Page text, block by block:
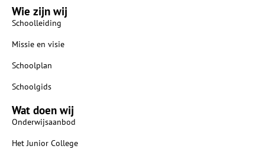
Wie zijn wij
Schoolleiding
Missie en visie
Schoolplan
Schoolgids
Wat doen wij
Onderwijsaanbod
Het Junior College